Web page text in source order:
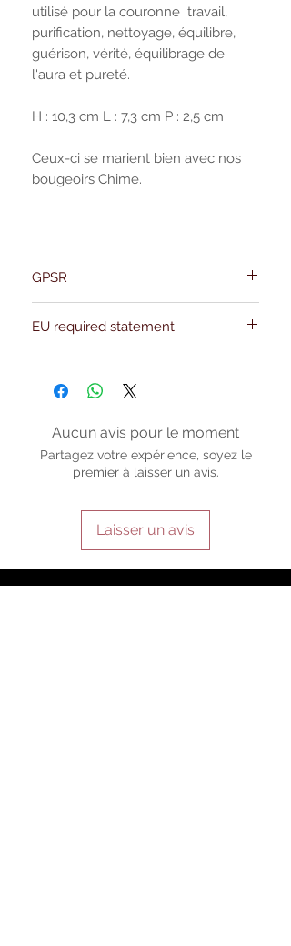
utilisé pour la couronne travail,
purification, nettoyage, équilibre,
guérison, vérité, équilibrage de
l'aura et pureté.
H : 10,3 cm L : 7,3 cm P : 2,5 cm
Ceux-ci se marient bien avec nos
bougeoirs Chime.
GPSR
Address: Kievitdreef 31
EU required statement
benefits of this item cannot be
the product are based solely on occult
practices, folklore, and spiritual belief.
Magickal intentions are the sole purpose
of its use, and there are no guaranteed
work are individual to each user.
Sold as a historic oddity and curio.
Aucun avis pour le moment
Partagez votre expérience, soyez le
premier à laisser un avis.
Laisser un avis